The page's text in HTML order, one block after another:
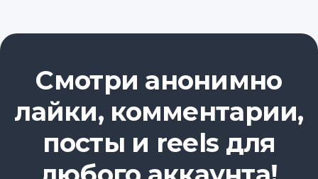
Смотри анонимно
лайки, комментарии,
посты и reels для